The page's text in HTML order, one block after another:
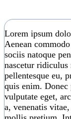
Lorem ipsum
Aenean
sociis natoque
nascetur
pellentesque eu,
quis enim.
vulputate eget,
a, venenatis